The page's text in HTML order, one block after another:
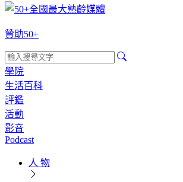
贊助50+
學院
生活百科
評鑑
活動
影音
Podcast
人 物